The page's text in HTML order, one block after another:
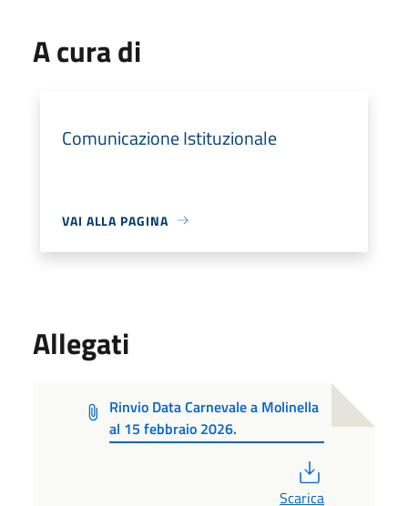
A cura di
Comunicazione Istituzionale
VAI ALLA PAGINA
Allegati
Rinvio Data Carnevale a Molinella
al 15 febbraio 2026.
Scarica